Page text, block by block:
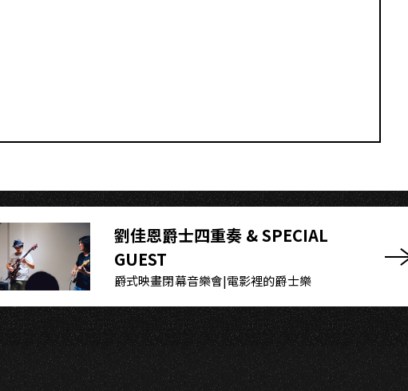
劉佳恩爵士四重奏 & SPECIAL
GUEST
爵式映畫閉幕音樂會|電影裡的爵士樂